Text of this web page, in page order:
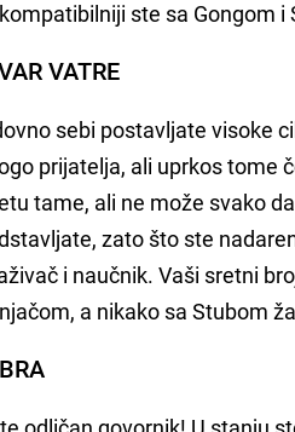
ste sa Gongom
VATRE
sebi postavljate visoke
prijatelja, ali uprkos tome
tame, ali ne može svako
zato što ste
i naučnik. Vaši sretni
a nikako sa Stubom